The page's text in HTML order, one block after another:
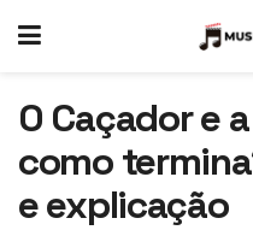
O Caçador e
como
e explicação